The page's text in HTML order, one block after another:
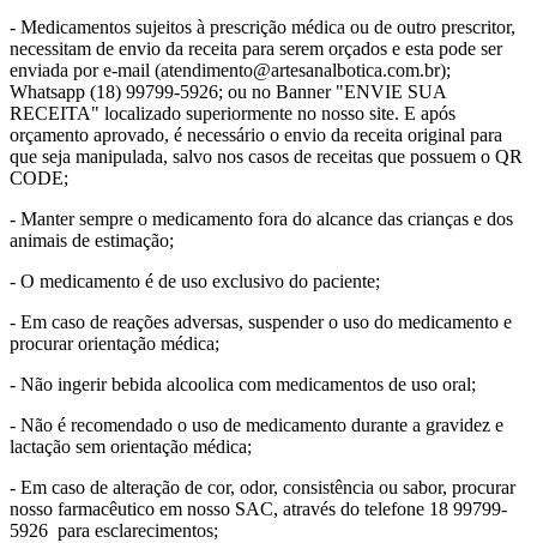
- Medicamentos sujeitos à prescrição médica ou de outro prescritor,
necessitam de envio da receita para serem orçados e esta pode ser
enviada por e-mail (atendimento@artesanalbotica.com.br);
Whatsapp (18) 99799-5926; ou no Banner "ENVIE SUA
RECEITA" localizado superiormente no nosso site. E após
orçamento aprovado, é necessário o envio da receita original para
que seja manipulada, salvo nos casos de receitas que possuem o QR
CODE;
- Manter sempre o medicamento fora do alcance das crianças e dos
animais de estimação;
- O medicamento é de uso exclusivo do paciente;
- Em caso de reações adversas, suspender o uso do medicamento e
procurar orientação médica;
- Não ingerir bebida alcoolica com medicamentos de uso oral;
- Não é recomendado o uso de medicamento durante a gravidez e
lactação sem orientação médica;
- Em caso de alteração de cor, odor, consistência ou sabor, procurar
nosso farmacêutico em nosso SAC, através do telefone 18 99799-
5926 para esclarecimentos;